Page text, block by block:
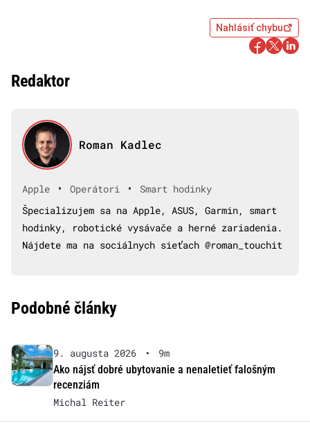
Nahlásiť chybu
Redaktor
Roman Kadlec
Apple • Operátori •
Smart hodinky
Špecializujem sa na Apple, ASUS, Garmin, smart
hodinky, robotické vysávače a herné zariadenia.
Nájdete ma na sociálnych sieťach @roman_touchit
Podobné články
9. augusta 2026 •
9m
Ako nájsť dobré ubytovanie a nenaletieť falošným
recenziám
Michal Reiter